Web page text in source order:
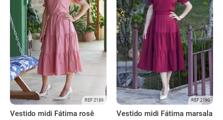
REF 2189
Vestido midi Fátima rosê
REF 2190
Vestido midi Fátima marsala